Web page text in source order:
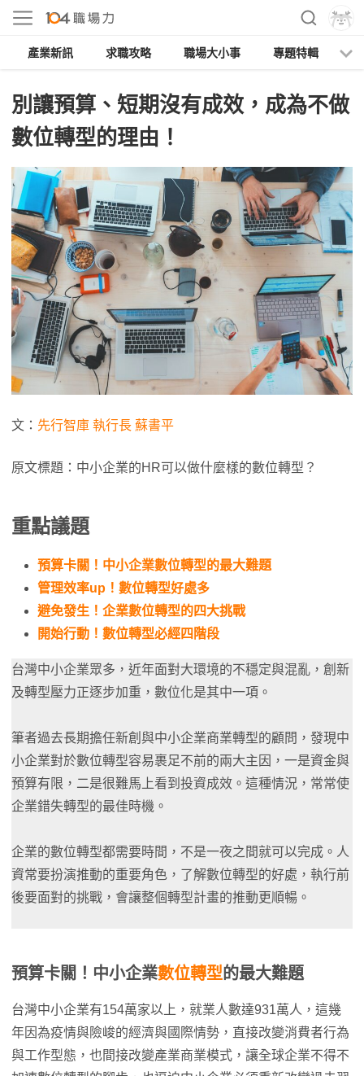
產業新訊 求職攻略 職場大小事 專題特輯
別讓預算、短期沒有成效，成為不做
數位轉型的理由！
文： 先行智庫 執行長 蘇書平
原文標題：中小企業的HR可以做什麼樣的數位轉型？
重點議題
預算卡關！中小企業數位轉型的最大難題
管理效率up ！ 數位轉型好處多
避免發生！企業數位轉型的四大挑戰
開始行動！數位轉型必經四階段
台灣中小企業眾多，近年面對大環境的不穩定與混亂，創新
及轉型壓力正逐步加重，數位化是其中一項。
筆者過去長期擔任新創與中小企業商業轉型的顧問，發現中
小企業對於數位轉型容易裹足不前的兩大主因，一是資金與
預算有限，二是很難馬上看到投資成效。這種情況，常常使
企業錯失轉型的最佳時機。
企業的數位轉型都需要時間，不是一夜之間就可以完成。人
資常要扮演推動的重要角色，了解數位轉型的好處，執行前
後要面對的挑戰，會讓整個轉型計畫的推動更順暢。
預算卡關！ 中小企業數位轉型的最大難題
台灣中小企業有154萬家以上，就業人數達931萬人，這幾
年因為疫情與險峻的經濟與國際情勢，直接改變消費者行為
與工作型態，也間接改變產業商業模式，讓全球企業不得不